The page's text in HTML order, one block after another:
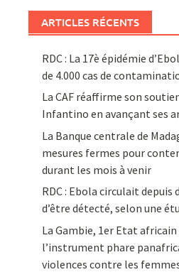
ARTICLES RÉCENTS
RDC : La 17è épidémie
de 4.000 cas de
La CAF réaffirme son
Infantino en avançant ses
La Banque centrale de
mesures fermes pour
durant les mois à venir
RDC : Ebola circulait depuis
d’être détecté, selon une
La Gambie, 1er Etat
l’instrument phare
violences contre les